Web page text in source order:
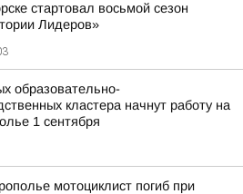
стартовал восьмой сезон
Лидеров»
образовательно-
кластера начнут работу на
1 сентября
мотоциклист погиб при